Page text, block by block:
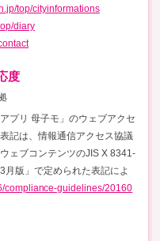
top/cityinformations
diary
度
プリ 母子モ」のウェブアクセ
記は、情報通信アクセス協議
ェブコンテンツのJIS X 8341-
版」で定められた表記によ
compliance-guidelines/20160